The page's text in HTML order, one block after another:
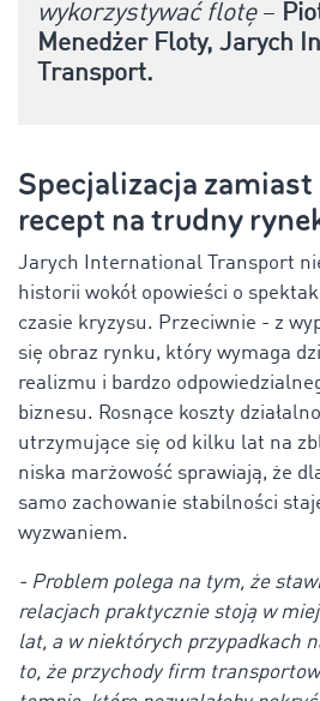
wykorzystywać flotę–
Menedżer Floty, Jarych
Transport.
Specjalizacja
recept na trudny
Jarych International Transport
historii wokół opowieści o
czasie kryzysu. Przeciwnie - z
się obraz rynku, który wymaga
realizmu i bardzo
biznesu. Rosnące koszty
utrzymujące się od kilku lat na
niska marżowość sprawiają, że
samo zachowanie stabilności
wyzwaniem.
- Problem polega na tym, że
relacjach praktycznie stoją w
lat, a w niektórych przypadkach
to, że przychody firm